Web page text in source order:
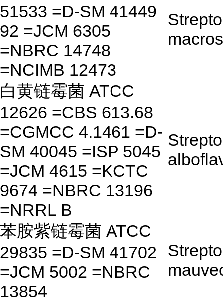
51533 =D-SM 41449
92 =JCM 6305
=NBRC 14748
=NCIMB 12473
白黄链霉菌 ATCC
12626 =CBS 613.68
=CGMCC 4.1461 =D-
SM 40045 =ISP 5045
=JCM 4615 =KCTC
9674 =NBRC 13196
=NRRL B
苯胺紫链霉菌 ATCC
29835 =D-SM 41702
=JCM 5002 =NBRC
13854